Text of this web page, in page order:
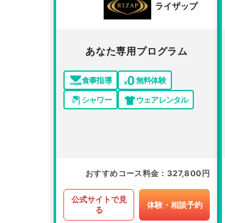
ライザップ
あなた専用プログラム
食事指導
無料体験
シャワー
ウェアレンタル
おすすめコース料金 327,800円
公式サイトで見
る
体験・相談予約